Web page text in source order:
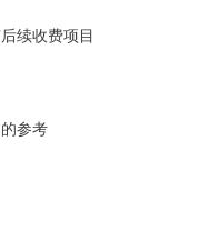
续收费项目
参考